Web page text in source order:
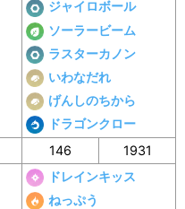
ジャイロボール
ソーラービーム
ラスターカノン
いわなだれ
げんしのちから
ドラゴンクロー
146 1931
ドレインキッス
ねっぷう